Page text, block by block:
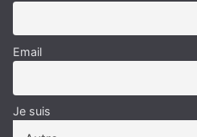
Email
Je suis